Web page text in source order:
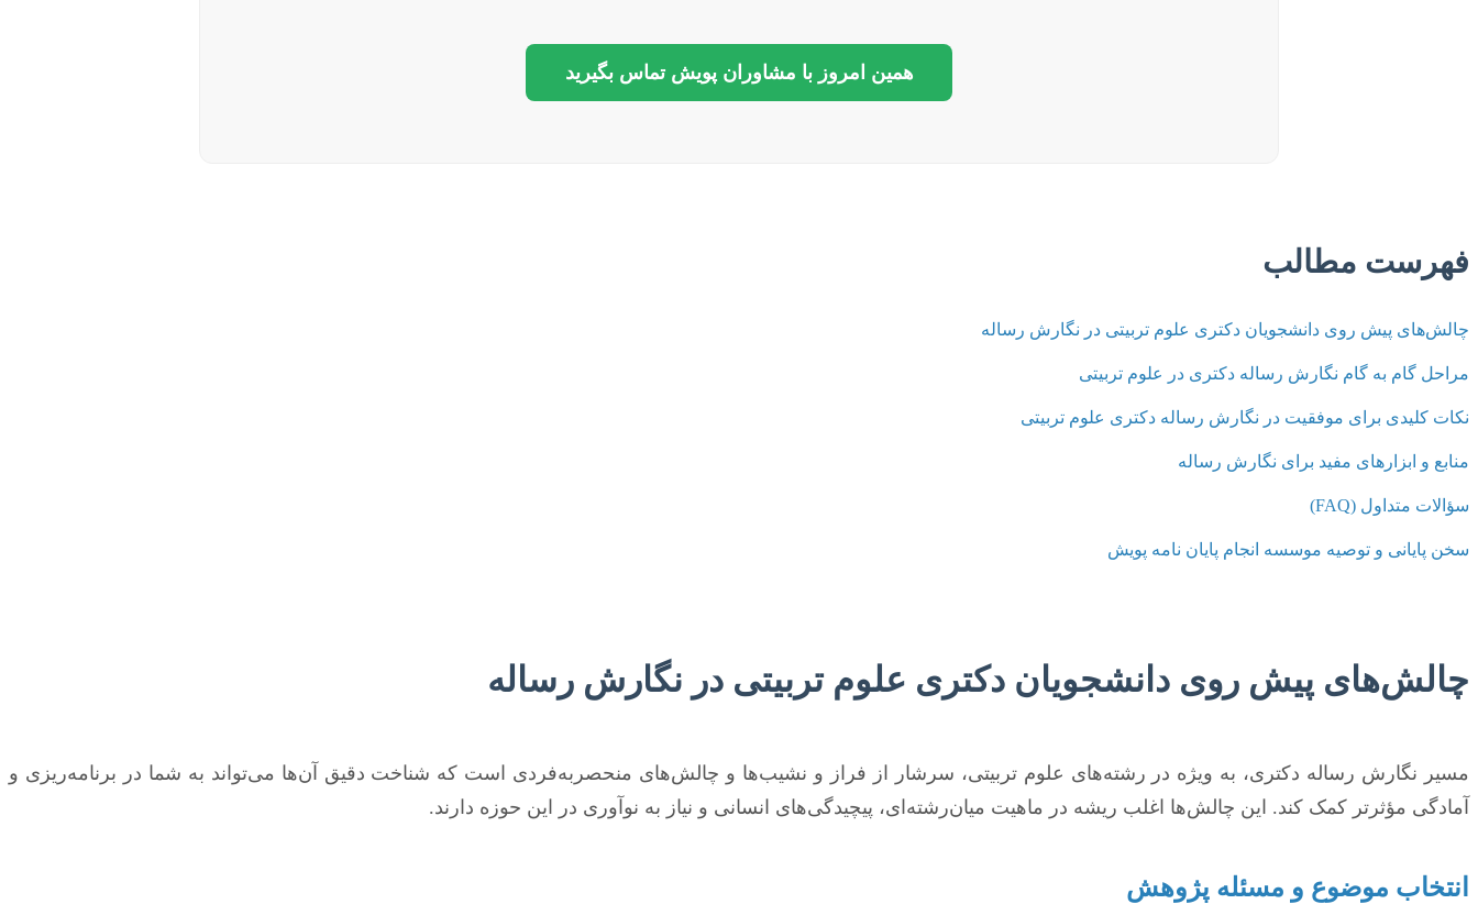
همین امروز با مشاوران پویش تماس بگیرید
فهرست مطالب
چالش‌های پیش روی دانشجویان دکتری علوم تربیتی در نگارش رساله
مراحل گام به گام نگارش رساله دکتری در علوم تربیتی
نکات کلیدی برای موفقیت در نگارش رساله دکتری علوم تربیتی
منابع و ابزارهای مفید برای نگارش رساله
سؤالات متداول (FAQ)
سخن پایانی و توصیه موسسه انجام پایان نامه پویش
چالش‌های پیش روی دانشجویان دکتری علوم تربیتی در نگارش رساله
مسیر نگارش رساله دکتری، به ویژه در رشته‌های علوم تربیتی، سرشار از فراز و نشیب‌ها و چالش‌های منحصربه‌فردی است که شناخت دقیق آن‌ها می‌تواند به شما در برنامه‌ریزی و
آمادگی مؤثرتر کمک کند. این چالش‌ها اغلب ریشه در ماهیت میان‌رشته‌ای، پیچیدگی‌های انسانی و نیاز به نوآوری در این حوزه دارند.
انتخاب موضوع و مسئله پژوهش